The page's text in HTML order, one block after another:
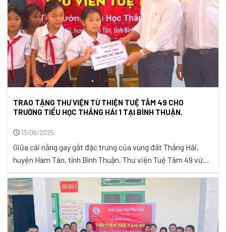
TRAO TẶNG THƯ VIỆN TỪ THIỆN TUỆ TÂM 49 CHO
TRƯỜNG TIỂU HỌC THẮNG HẢI 1 TẠI BÌNH THUẬN.
13/06/2025
Giữa cái nắng gay gắt đặc trưng của vùng đất Thắng Hải,
huyện Hàm Tân, tỉnh Bình Thuận, Thư viện Tuệ Tâm 49 vừa
được khai trương tại Trường Tiểu học Thắng Hải 1, mang đến
niềm vui khôn xiết cho 435 học sinh và toàn thể giáo viên
nhà trường. Trải qua 15 năm ...